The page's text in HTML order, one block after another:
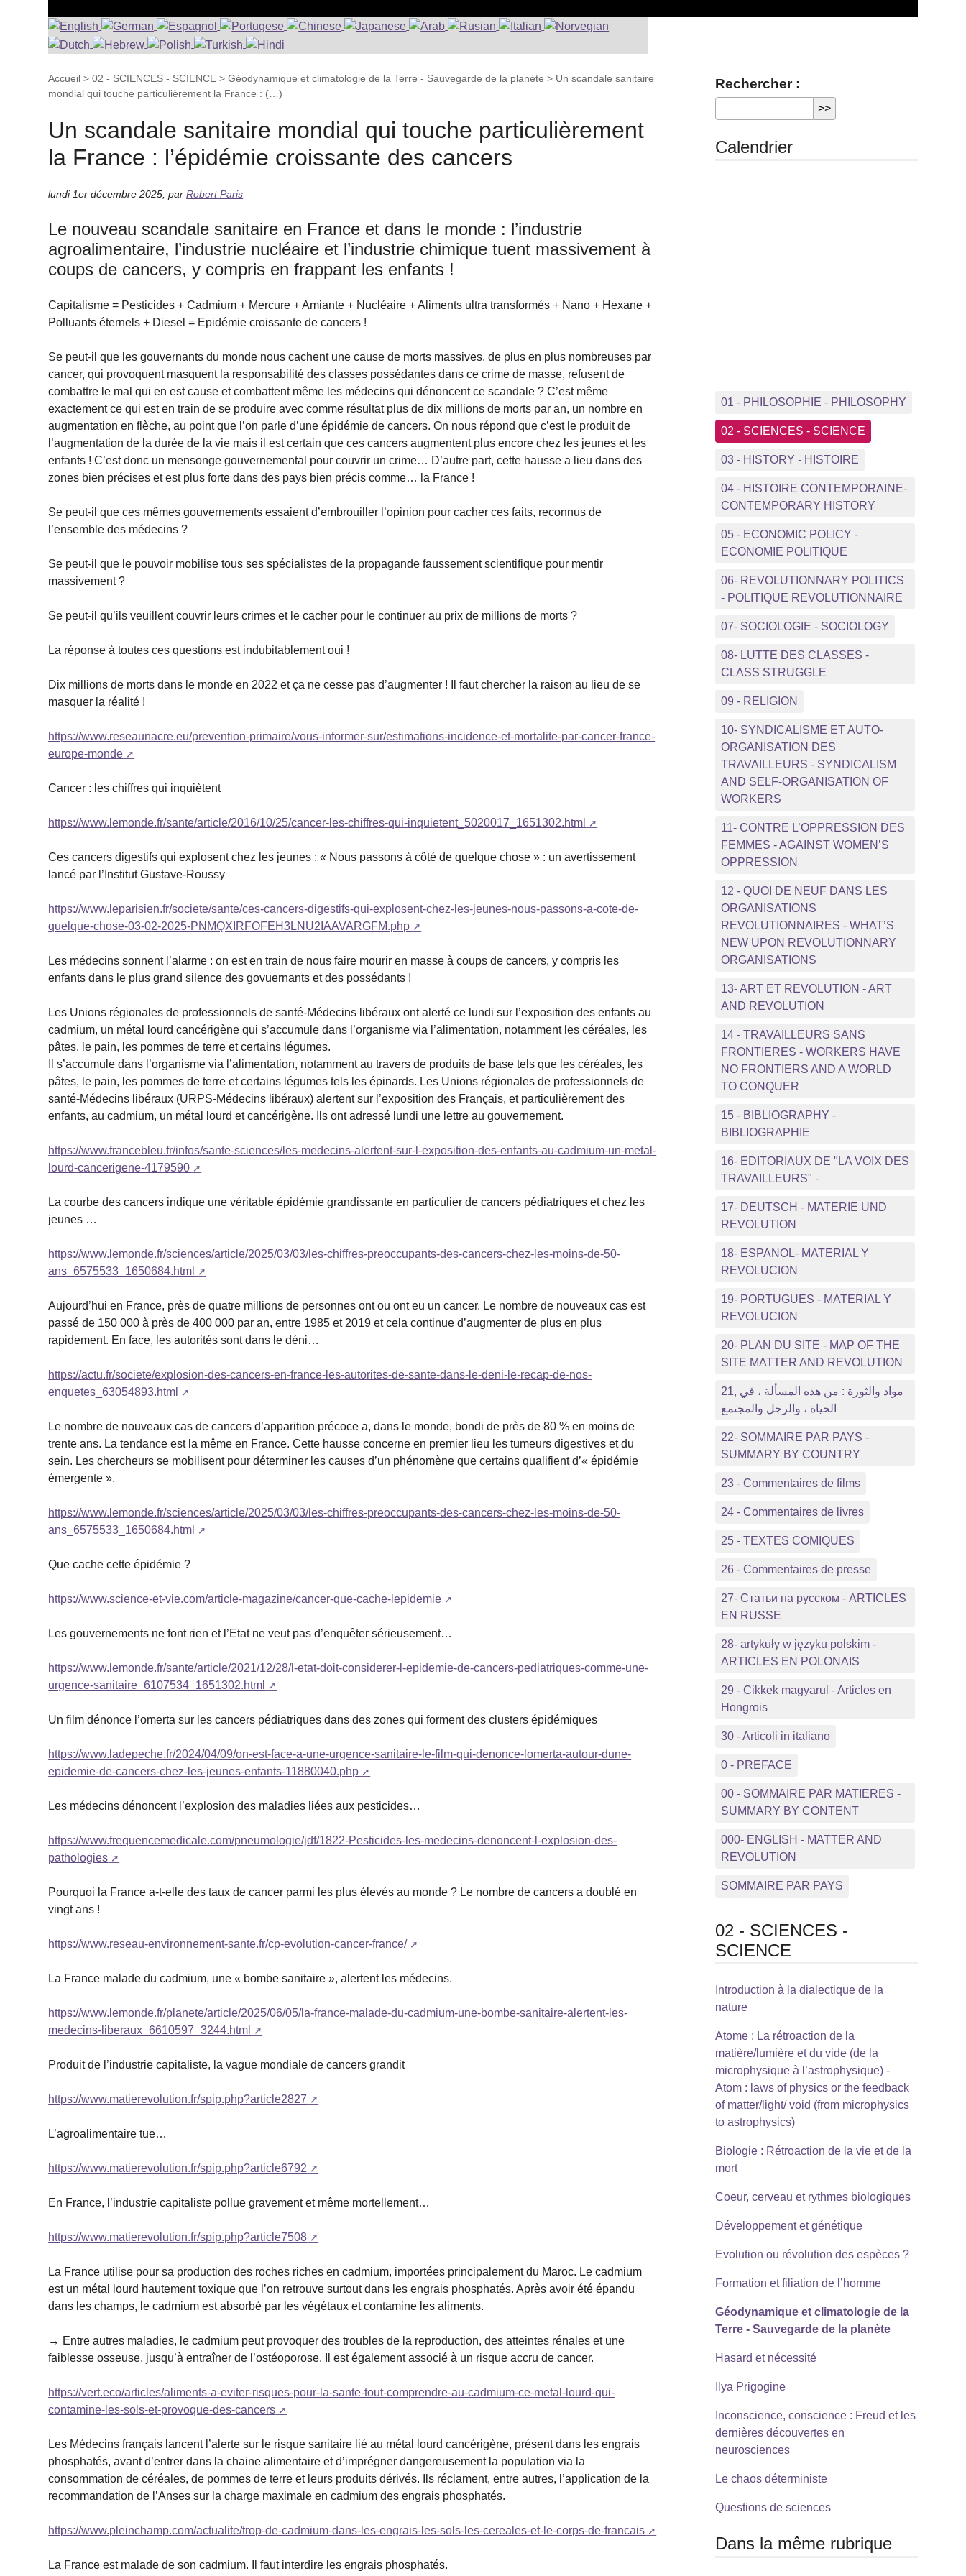
Accueil >02 - SCIENCES - SCIENCE >Géodynamique et climatologie de la Terre - Sauvegarde de la planète > Un scandale sanitaire
mondial qui touche particulièrement la France : (…)
Un scandale sanitaire mondial qui touche particulièrement
la France : l’épidémie croissante des cancers
lundi 1er décembre 2025 ,parRobert Paris
Le nouveau scandale sanitaire en France et dans le monde : l’industrie
agroalimentaire, l’industrie nucléaire et l’industrie chimique tuent massivement à
coups de cancers, y compris en frappant les enfants !
Capitalisme = Pesticides + Cadmium + Mercure + Amiante + Nucléaire + Aliments ultra transformés + Nano + Hexane +
Polluants éternels + Diesel = Epidémie croissante de cancers !
Se peut-il que les gouvernants du monde nous cachent une cause de morts massives, de plus en plus nombreuses par
cancer, qui provoquent masquent la responsabilité des classes possédantes dans ce crime de masse, refusent de
combattre le mal qui en est cause et combattent même les médecins qui dénoncent ce scandale ? C’est même
exactement ce qui est en train de se produire avec comme résultat plus de dix millions de morts par an, un nombre en
augmentation en flèche, au point que l’on parle d’une épidémie de cancers. On nous répond que c’est le produit de
l’augmentation de la durée de la vie mais il est certain que ces cancers augmentent plus encore chez les jeunes et les
enfants ! C’est donc un mensonge gouvernemental pour couvrir un crime… D’autre part, cette hausse a lieu dans des
zones bien précises et est plus forte dans des pays bien précis comme… la France !
Se peut-il que ces mêmes gouvernements essaient d’embrouiller l’opinion pour cacher ces faits, reconnus de
l’ensemble des médecins ?
Se peut-il que le pouvoir mobilise tous ses spécialistes de la propagande faussement scientifique pour mentir
massivement ?
Se peut-il qu’ils veuillent couvrir leurs crimes et le cacher pour le continuer au prix de millions de morts ?
La réponse à toutes ces questions est indubitablement oui !
Dix millions de morts dans le monde en 2022 et ça ne cesse pas d’augmenter ! Il faut chercher la raison au lieu de se
masquer la réalité !
https://www.reseaunacre.eu/prevention-primaire/vous-informer-sur/estimations-incidence-et-mortalite-par-cancer-france-
europe-monde
Cancer : les chiffres qui inquiètent
https://www.lemonde.fr/sante/article/2016/10/25/cancer-les-chiffres-qui-inquietent_5020017_1651302.html
Ces cancers digestifs qui explosent chez les jeunes : « Nous passons à côté de quelque chose » : un avertissement
lancé par l’Institut Gustave-Roussy
https://www.leparisien.fr/societe/sante/ces-cancers-digestifs-qui-explosent-chez-les-jeunes-nous-passons-a-cote-de-
quelque-chose-03-02-2025-PNMQXIRFOFEH3LNU2IAAVARGFM.php
Les médecins sonnent l’alarme : on est en train de nous faire mourir en masse à coups de cancers, y compris les
enfants dans le plus grand silence des govuernants et des possédants !
Les Unions régionales de professionnels de santé-Médecins libéraux ont alerté ce lundi sur l’exposition des enfants au
cadmium, un métal lourd cancérigène qui s’accumule dans l’organisme via l’alimentation, notamment les céréales, les
pâtes, le pain, les pommes de terre et certains légumes.
Il s’accumule dans l’organisme via l’alimentation, notamment au travers de produits de base tels que les céréales, les
pâtes, le pain, les pommes de terre et certains légumes tels les épinards. Les Unions régionales de professionnels de
santé-Médecins libéraux (URPS-Médecins libéraux) alertent sur l’exposition des Français, et particulièrement des
enfants, au cadmium, un métal lourd et cancérigène. Ils ont adressé lundi une lettre au gouvernement.
https://www.francebleu.fr/infos/sante-sciences/les-medecins-alertent-sur-l-exposition-des-enfants-au-cadmium-un-metal-
lourd-cancerigene-4179590
La courbe des cancers indique une véritable épidémie grandissante en particulier de cancers pédiatriques et chez les
jeunes …
https://www.lemonde.fr/sciences/article/2025/03/03/les-chiffres-preoccupants-des-cancers-chez-les-moins-de-50-
ans_6575533_1650684.html
Aujourd’hui en France, près de quatre millions de personnes ont ou ont eu un cancer. Le nombre de nouveaux cas est
passé de 150 000 à près de 400 000 par an, entre 1985 et 2019 et cela continue d’augmenter de plus en plus
rapidement. En face, les autorités sont dans le déni…
https://actu.fr/societe/explosion-des-cancers-en-france-les-autorites-de-sante-dans-le-deni-le-recap-de-nos-
enquetes_63054893.html
Le nombre de nouveaux cas de cancers d’apparition précoce a, dans le monde, bondi de près de 80 % en moins de
trente ans. La tendance est la même en France. Cette hausse concerne en premier lieu les tumeurs digestives et du
sein. Les chercheurs se mobilisent pour déterminer les causes d’un phénomène que certains qualifient d’« épidémie
émergente ».
https://www.lemonde.fr/sciences/article/2025/03/03/les-chiffres-preoccupants-des-cancers-chez-les-moins-de-50-
ans_6575533_1650684.html
Que cache cette épidémie ?
https://www.science-et-vie.com/article-magazine/cancer-que-cache-lepidemie
Les gouvernements ne font rien et l’Etat ne veut pas d’enquêter sérieusement…
https://www.lemonde.fr/sante/article/2021/12/28/l-etat-doit-considerer-l-epidemie-de-cancers-pediatriques-comme-une-
urgence-sanitaire_6107534_1651302.html
Un film dénonce l’omerta sur les cancers pédiatriques dans des zones qui forment des clusters épidémiques
https://www.ladepeche.fr/2024/04/09/on-est-face-a-une-urgence-sanitaire-le-film-qui-denonce-lomerta-autour-dune-
epidemie-de-cancers-chez-les-jeunes-enfants-11880040.php
Les médecins dénoncent l’explosion des maladies liées aux pesticides…
https://www.frequencemedicale.com/pneumologie/jdf/1822-Pesticides-les-medecins-denoncent-l-explosion-des-
pathologies
Pourquoi la France a-t-elle des taux de cancer parmi les plus élevés au monde ? Le nombre de cancers a doublé en
vingt ans !
https://www.reseau-environnement-sante.fr/cp-evolution-cancer-france/
La France malade du cadmium, une « bombe sanitaire », alertent les médecins.
https://www.lemonde.fr/planete/article/2025/06/05/la-france-malade-du-cadmium-une-bombe-sanitaire-alertent-les-
medecins-liberaux_6610597_3244.html
Produit de l’industrie capitaliste, la vague mondiale de cancers grandit
https://www.matierevolution.fr/spip.php?article2827
L’agroalimentaire tue…
https://www.matierevolution.fr/spip.php?article6792
En France, l’industrie capitaliste pollue gravement et même mortellement…
https://www.matierevolution.fr/spip.php?article7508
La France utilise pour sa production des roches riches en cadmium, importées principalement du Maroc. Le cadmium
est un métal lourd hautement toxique que l’on retrouve surtout dans les engrais phosphatés. Après avoir été épandu
dans les champs, le cadmium est absorbé par les végétaux et contamine les aliments.
→ Entre autres maladies, le cadmium peut provoquer des troubles de la reproduction, des atteintes rénales et une
faiblesse osseuse, jusqu’à entraîner de l’ostéoporose. Il est également associé à un risque accru de cancer.
https://vert.eco/articles/aliments-a-eviter-risques-pour-la-sante-tout-comprendre-au-cadmium-ce-metal-lourd-qui-
contamine-les-sols-et-provoque-des-cancers
Les Médecins français lancent l’alerte sur le risque sanitaire lié au métal lourd cancérigène, présent dans les engrais
phosphatés, avant d’entrer dans la chaine alimentaire et d’imprégner dangereusement la population via la
consommation de céréales, de pommes de terre et leurs produits dérivés. Ils réclament, entre autres, l’application de la
recommandation de l’Anses sur la charge maximale en cadmium des engrais phosphatés.
https://www.pleinchamp.com/actualite/trop-de-cadmium-dans-les-engrais-les-sols-les-cereales-et-le-corps-de-francais
La France est malade de son cadmium. Il faut interdire les engrais phosphatés.
Rechercher :
Calendrier
01 - PHILOSOPHIE - PHILOSOPHY
02 - SCIENCES - SCIENCE
03 - HISTORY - HISTOIRE
04 - HISTOIRE CONTEMPORAINE-
CONTEMPORARY HISTORY
05 - ECONOMIC POLICY -
ECONOMIE POLITIQUE
06- REVOLUTIONNARY POLITICS
- POLITIQUE REVOLUTIONNAIRE
07- SOCIOLOGIE - SOCIOLOGY
08- LUTTE DES CLASSES -
CLASS STRUGGLE
09 - RELIGION
10- SYNDICALISME ET AUTO-
ORGANISATION DES
TRAVAILLEURS - SYNDICALISM
AND SELF-ORGANISATION OF
WORKERS
11- CONTRE L’OPPRESSION DES
FEMMES - AGAINST WOMEN’S
OPPRESSION
12 - QUOI DE NEUF DANS LES
ORGANISATIONS
REVOLUTIONNAIRES - WHAT’S
NEW UPON REVOLUTIONNARY
ORGANISATIONS
13- ART ET REVOLUTION - ART
AND REVOLUTION
14 - TRAVAILLEURS SANS
FRONTIERES - WORKERS HAVE
NO FRONTIERS AND A WORLD
TO CONQUER
15 - BIBLIOGRAPHY -
BIBLIOGRAPHIE
16- EDITORIAUX DE "LA VOIX DES
TRAVAILLEURS" -
17- DEUTSCH - MATERIE UND
REVOLUTION
18- ESPANOL- MATERIAL Y
REVOLUCION
19- PORTUGUES - MATERIAL Y
REVOLUCION
20- PLAN DU SITE - MAP OF THE
SITE MATTER AND REVOLUTION
21, مواد والثورة : من هذه المسألة ، في
الحياة ، والرجل والمجتمع
22- SOMMAIRE PAR PAYS -
SUMMARY BY COUNTRY
23 - Commentaires de films
24 - Commentaires de livres
25 - TEXTES COMIQUES
26 - Commentaires de presse
27- Статьи на русском - ARTICLES
EN RUSSE
28- artykuły w języku polskim -
ARTICLES EN POLONAIS
29 - Cikkek magyarul - Articles en
Hongrois
30 - Articoli in italiano
0 - PREFACE
00 - SOMMAIRE PAR MATIERES -
SUMMARY BY CONTENT
000- ENGLISH - MATTER AND
REVOLUTION
SOMMAIRE PAR PAYS
02 - SCIENCES -
SCIENCE
Introduction à la dialectique de la
nature
Atome : La rétroaction de la
matière/lumière et du vide (de la
microphysique à l’astrophysique) -
Atom : laws of physics or the feedback
of matter/light/ void (from microphysics
to astrophysics)
Biologie : Rétroaction de la vie et de la
mort
Coeur, cerveau et rythmes biologiques
Développement et génétique
Evolution ou révolution des espèces ?
Formation et filiation de l’homme
Géodynamique et climatologie de la
Terre - Sauvegarde de la planète
Hasard et nécessité
Ilya Prigogine
Inconscience, conscience : Freud et les
dernières découvertes en
neurosciences
Le chaos déterministe
Questions de sciences
Dans la même rubrique